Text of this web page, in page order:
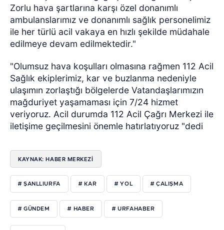
Zorlu hava şartlarına karşı özel donanımlı
ambulanslarımız ve donanımlı sağlık personelimiz
ile her türlü acil vakaya en hızlı şekilde müdahale
edilmeye devam edilmektedir."
"Olumsuz hava koşulları olmasına rağmen 112 Acil
Sağlık ekiplerimiz, kar ve buzlanma nedeniyle
ulaşımın zorlaştığı bölgelerde Vatandaşlarımızın
mağduriyet yaşamaması için 7/24 hizmet
veriyoruz. Acil durumda 112 Acil Çağrı Merkezi ile
iletişime geçilmesini önemle hatırlatıyoruz "dedi
KAYNAK: HABER MERKEZİ
# ŞANLLIURFA # KAR # YOL # ÇALIŞMA
# GÜNDEM # HABER # URFAHABER